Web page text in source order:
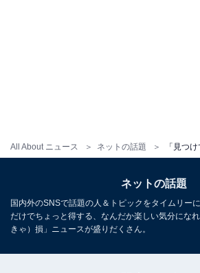
All About ニュース ネットの話題
ネットの話題
国内外のSNSで話題の人＆トピックをタイムリー
だけでちょっと得する、なんだか楽しい気分にな
きゃ）損」ニュースが盛りだくさん。